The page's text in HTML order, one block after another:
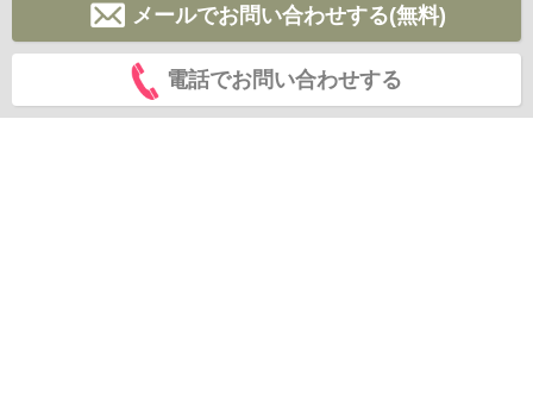
メールでお問い合わせする(無料)
電話でお問い合わせする